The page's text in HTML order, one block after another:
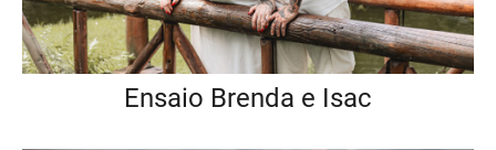
Ensaio Brenda e Isac